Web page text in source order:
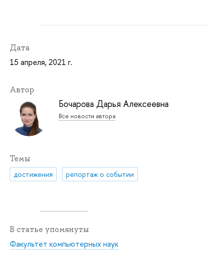
Дата
15 апреля, 2021 г.
Автор
Бочарова Дарья Алексеевна
Все новости автора
Темы
достижения репортаж о событии
В статье упомянуты
Факультет компьютерных наук